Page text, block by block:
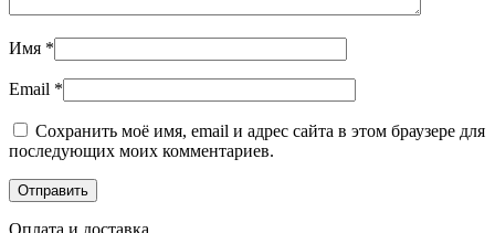
Имя *
Email *
Сохранить моё имя, email и адрес сайта в этом браузере для
последующих моих комментариев.
Оплата и доставка